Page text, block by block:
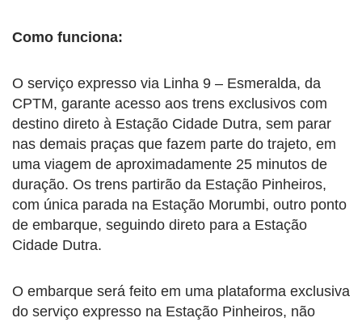
Como funciona:
O serviço expresso via Linha 9 – Esmeralda, da
CPTM, garante acesso aos trens exclusivos com
destino direto à Estação Cidade Dutra, sem parar
nas demais praças que fazem parte do trajeto, em
uma viagem de aproximadamente 25 minutos de
duração. Os trens partirão da Estação Pinheiros,
com única parada na Estação Morumbi, outro ponto
de embarque, seguindo direto para a Estação
Cidade Dutra.
O embarque será feito em uma plataforma exclusiva
do serviço expresso na Estação Pinheiros, não